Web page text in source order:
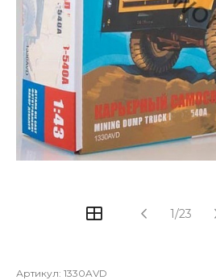
1/23
Артикул: 1330AVD